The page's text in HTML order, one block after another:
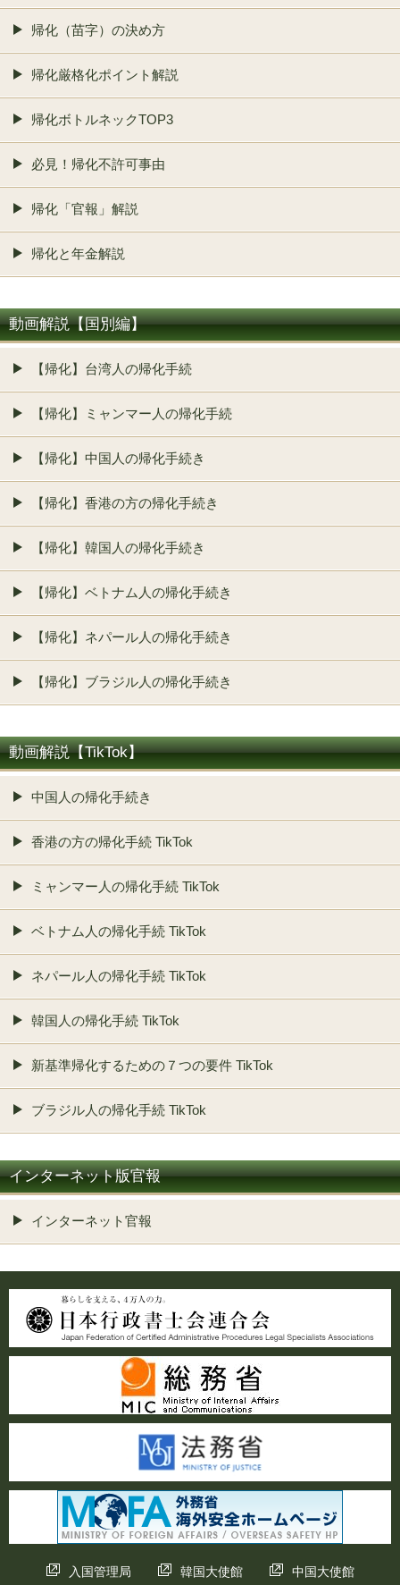
帰化（苗字）の決め方
帰化厳格化ポイント解説
帰化ボトルネックTOP3
必見！帰化不許可事由
帰化「官報」解説
帰化と年金解説
動画解説【国別編】
【帰化】台湾人の帰化手続
【帰化】ミャンマー人の帰化手続
【帰化】中国人の帰化手続き
【帰化】香港の方の帰化手続き
【帰化】韓国人の帰化手続き
【帰化】ベトナム人の帰化手続き
【帰化】ネパール人の帰化手続き
【帰化】ブラジル人の帰化手続き
動画解説【TikTok】
中国人の帰化手続き
香港の方の帰化手続 TikTok
ミャンマー人の帰化手続 TikTok
ベトナム人の帰化手続 TikTok
ネパール人の帰化手続 TikTok
韓国人の帰化手続 TikTok
新基準帰化するための７つの要件 TikTok
ブラジル人の帰化手続 TikTok
インターネット版官報
インターネット官報
入国管理局 韓国大使館 中国大使館